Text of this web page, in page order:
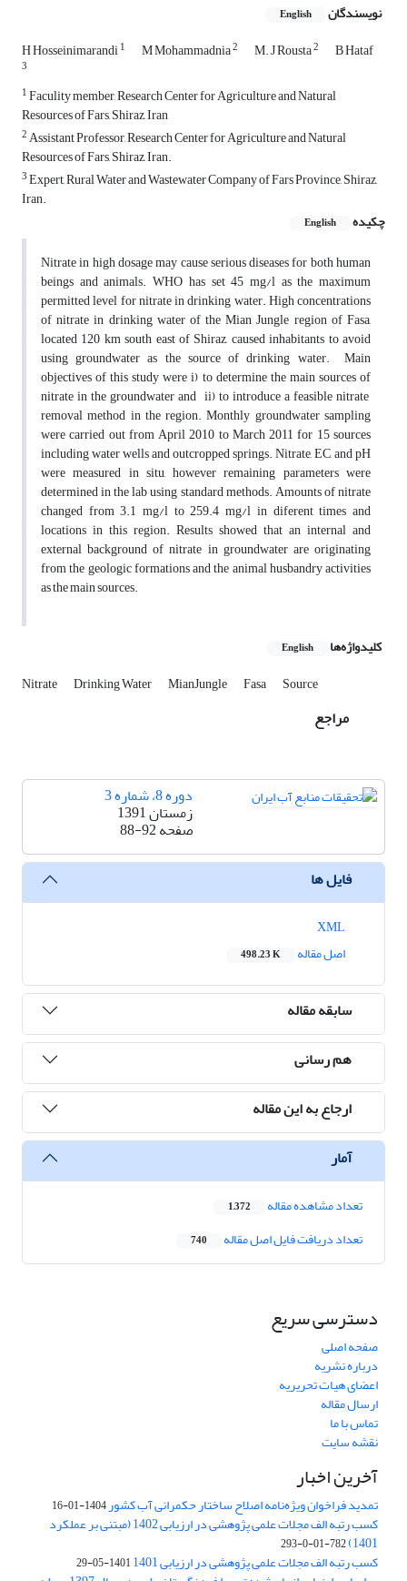
نویسندگان English
H Hosseinimarandi1 M Mohammadnia2 M. J Rousta2 B Hataf
3
1Faculity member, Research Center for Agriculture and Natural
Resources of Fars, Shiraz, Iran
2Assistant Professor, Research Center for Agriculture and Natural
Resources of Fars, Shiraz, Iran.
3Expert, Rural Water and Wastewater Company of Fars Province, Shiraz,
Iran.
چکیده
English
Nitrate in high dosage may cause serious diseases for both human
beings and animals. WHO has set 45 mg/l as the maximum
permitted level for nitrate in drinking water. High concentrations
of nitrate in drinking water of the Mian Jungle region of Fasa,
located 120 km south east of Shiraz, caused inhabitants to avoid
using groundwater as the source of drinking water. Main
objectives of this study were i) to determine the main sources of
nitrate in the groundwater and ii) to introduce a feasible nitrate
removal method in the region. Monthly groundwater sampling
were carried out from April 2010 to March 2011 for 15 sources
including water wells and outcropped springs. Nitrate, EC, and pH
were measured in situ, however remaining parameters were
determined in the lab using standard methods. Amounts of nitrate
changed from 3.1 mg/l to 259.4 mg/l in diferent times and
locations in this region. Results showed that an internal and
external background of nitrate in groundwater are originating
from the geologic formations and the animal husbandry activities
as the main sources.
کلیدواژه‌ها English
Nitrate Drinking Water MianJungle Fasa Source
مراجع
دوره 8، شماره 3
زمستان 1391
صفحه88-92
فایل ها
اصل مقاله
498.23 K
سابقه مقاله
هم رسانی
ارجاع به این مقاله
آمار
تعداد مشاهده مقاله 1,372
تعداد دریافت فایل اصل مقاله 740
دسترسی سریع
صفحه اصلی
درباره نشریه
اعضای هیات تحریریه
ارسال مقاله
تماس با ما
نقشه سایت
آخرین اخبار
تمدید فراخوان ویژه‌نامه اصلاح ساختار حکمرانی آب کشور1404-01-16
کسب رتبه الف مجلات علمی پژوهشی در ارزیابی 1402 (مبتنی بر عملکرد
1401)
782-01-0-293
کسب رتبه الف مجلات علمی پژوهشی در ارزیابی 1401 1401-05-29